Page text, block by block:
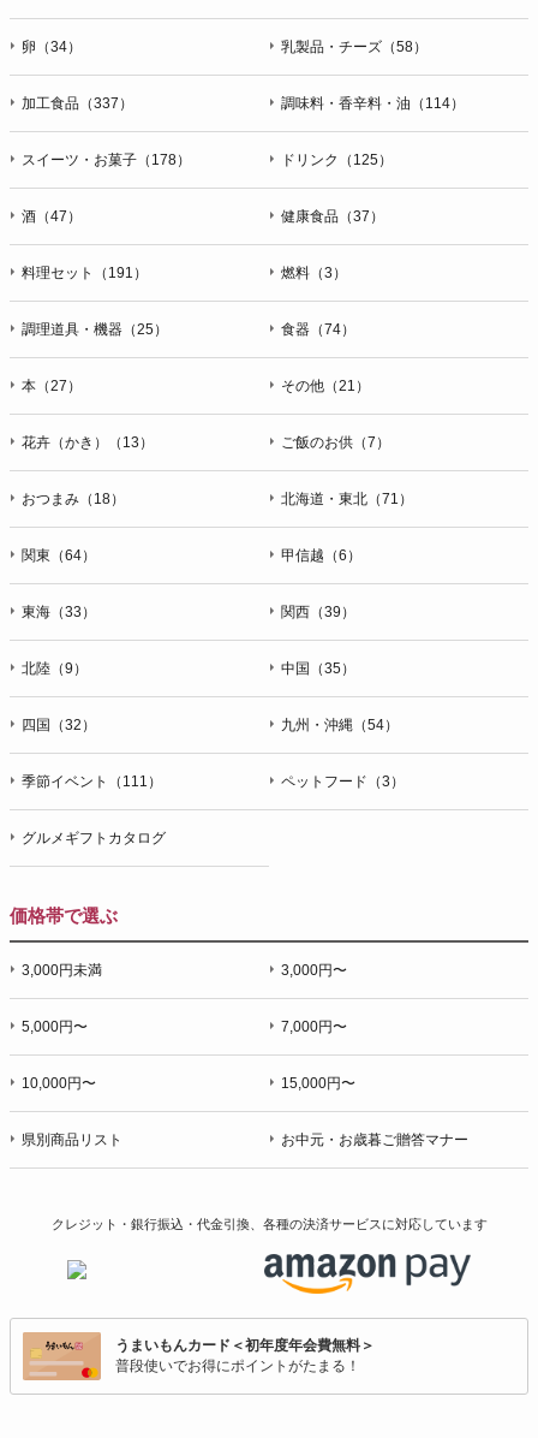
卵（34） 乳製品・チーズ（58）
加工食品（337） 調味料・香辛料・油（114）
スイーツ・お菓子（178） ドリンク（125）
酒（47） 健康食品（37）
料理セット（191） 燃料（3）
調理道具・機器（25） 食器（74）
本（27） その他（21）
花卉（かき）（13） ご飯のお供（7）
おつまみ（18） 北海道・東北（71）
関東（64） 甲信越（6）
東海（33） 関西（39）
北陸（9） 中国（35）
四国（32） 九州・沖縄（54）
季節イベント（111） ペットフード（3）
グルメギフトカタログ
価格帯で選ぶ
3,000円未満 3,000円〜
5,000円〜 7,000円〜
10,000円〜 15,000円〜
県別商品リスト お中元・お歳暮ご贈答マナー
クレジット・銀行振込・代金引換、各種の決済サービスに対応しています
うまいもんカード＜初年度年会費無料＞
普段使いでお得にポイントがたまる！